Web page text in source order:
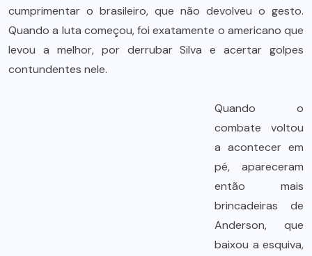
cumprimentar o brasileiro, que não devolveu o gesto.
Quando a luta começou, foi exatamente o americano que
levou a melhor, por derrubar Silva e acertar golpes
contundentes nele.
Quando o
combate voltou
a acontecer em
pé, apareceram
então mais
brincadeiras de
Anderson, que
baixou a esquiva,